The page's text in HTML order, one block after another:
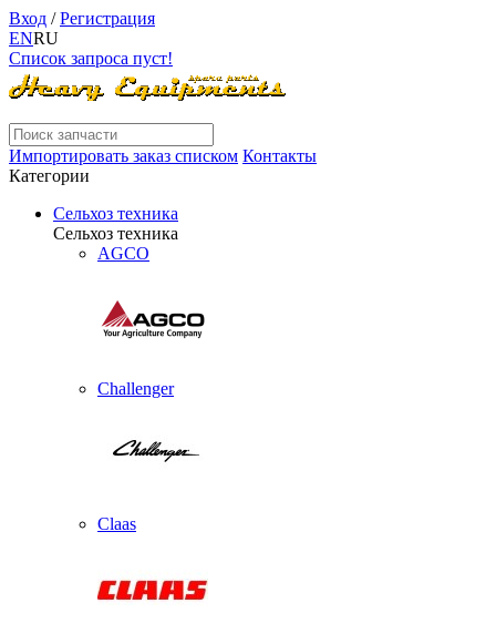
Вход /Регистрация
ENRU
Список запроса пуст!
Импортировать заказ списком Контакты
Категории
Сельхоз техника
Сельхоз техника
AGCO
Challenger
Claas